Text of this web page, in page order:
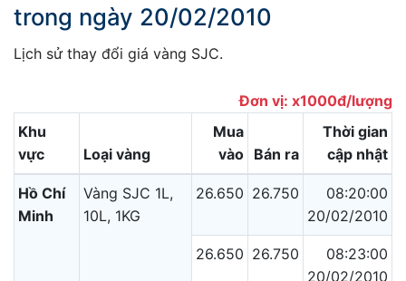
trong ngày 20/02/2010
Lịch sử thay đổi giá vàng SJC.
Đơn vị: x1000đ/lượng
Khu
vực
Loại vàng
Mua
vào Bán ra
Thời gian
cập nhật
Hồ Chí
Minh
Vàng SJC 1L,
10L, 1KG
26.650 26.750
08:20:00
20/02/2010
26.650 26.750
08:23:00
20/02/2010